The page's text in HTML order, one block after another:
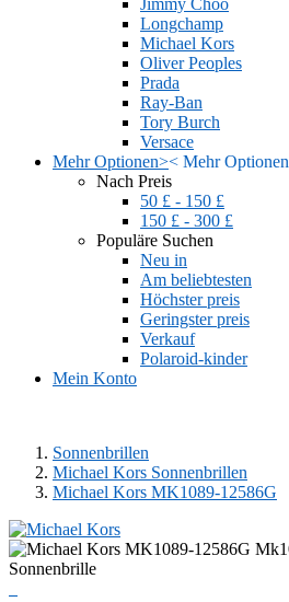
Jimmy Choo
Longchamp
Michael Kors
Oliver Peoples
Prada
Ray-Ban
Tory Burch
Versace
Mehr Optionen>< Mehr Optionen
Nach Preis
50 £ - 150 £
150 £ - 300 £
Populäre Suchen
Neu in
Am beliebtesten
Höchster preis
Geringster preis
Verkauf
Polaroid-kinder
Mein Konto
Sonnenbrillen
Michael Kors Sonnenbrillen
Michael Kors MK1089-12586G